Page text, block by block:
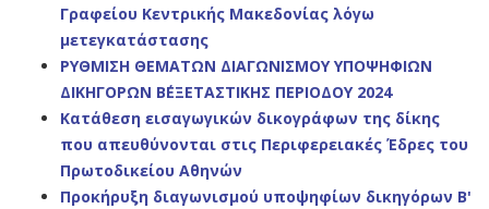
Γραφείου Κεντρικής Μακεδονίας λόγω
μετεγκατάστασης
ΡΥΘΜΙΣΗ ΘΕΜΑΤΩΝ ΔΙΑΓΩΝΙΣΜΟΥ ΥΠΟΨΗΦΙΩΝ
ΔΙΚΗΓΟΡΩΝ Β΄ΕΞΕΤΑΣΤΙΚΗΣ ΠΕΡΙΟΔΟΥ 2024
Κατάθεση εισαγωγικών δικογράφων της δίκης
που απευθύνονται στις Περιφερειακές Έδρες του
Πρωτοδικείου Αθηνών
Προκήρυξη διαγωνισμού υποψηφίων δικηγόρων Β'